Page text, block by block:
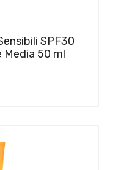
SPF30
Media 50 ml